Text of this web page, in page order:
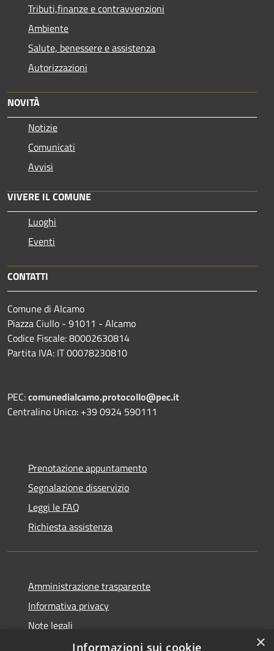
Tributi,finanze e contravvenzioni
Ambiente
Salute, benessere e assistenza
Autorizzazioni
NOVITÀ
Notizie
Comunicati
Avvisi
VIVERE IL COMUNE
Luoghi
Eventi
CONTATTI
Comune di Alcamo
Piazza Ciullo - 91011 - Alcamo
Codice Fiscale: 80002630814
Partita IVA: IT 00078230810
PEC:comunedialcamo.protocollo@pec.it
Centralino Unico: +39 0924 590111
Prenotazione appuntamento
Segnalazione disservizio
Leggi le FAQ
Richiesta assistenza
Amministrazione trasparente
Informativa privacy
Note legali
Dichiarazione di accessibilità
×
Informazioni sui cookie